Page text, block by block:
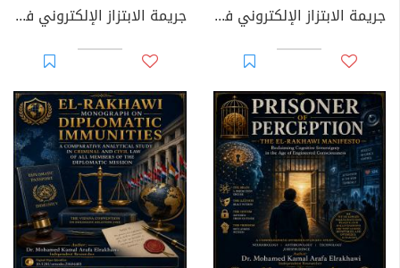
جريمة الابتزاز الإلكتروني في القوانين العربية جريمة الابتزاز الإلكتروني في القانون الجزائري